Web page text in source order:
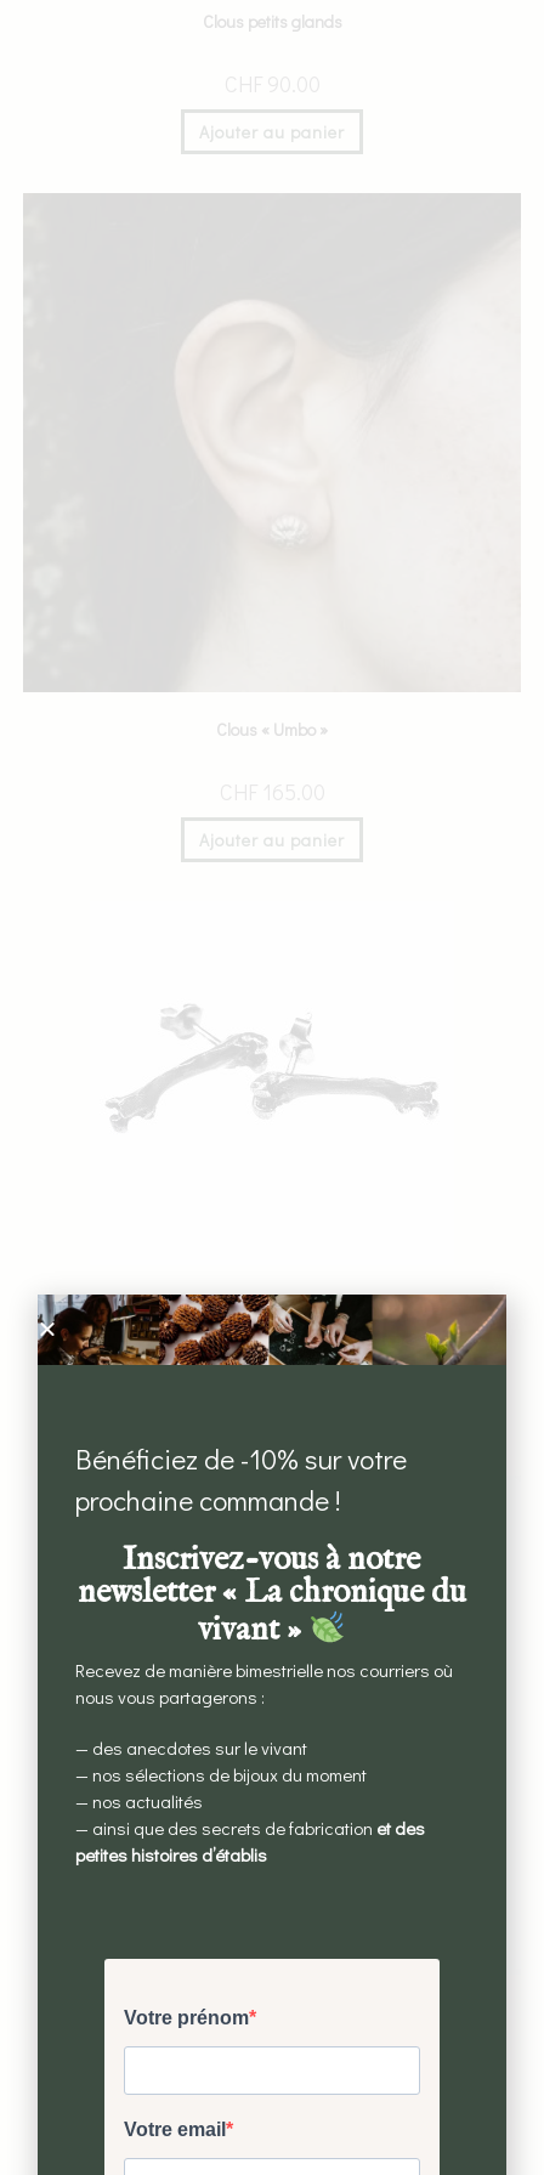
Clous petits glands
Ajouter au panier
Clous « Umbo »
Ajouter au panier
Clous fémurs de rat
CHF150.00
Clous escargots moyens
Ajouter au panier
Bénéficiez de -10% sur votre
prochaine commande !
Inscrivez-vous à notre
newsletter « La chronique du
vivant »
Recevez de manière bimestrielle nos courriers où
nous vous partagerons :
— des anecdotes sur le vivant
— nos sélections de bijoux du moment
— nos actualités
— ainsi que des secrets de fabrication et des
petites histoires d’établis